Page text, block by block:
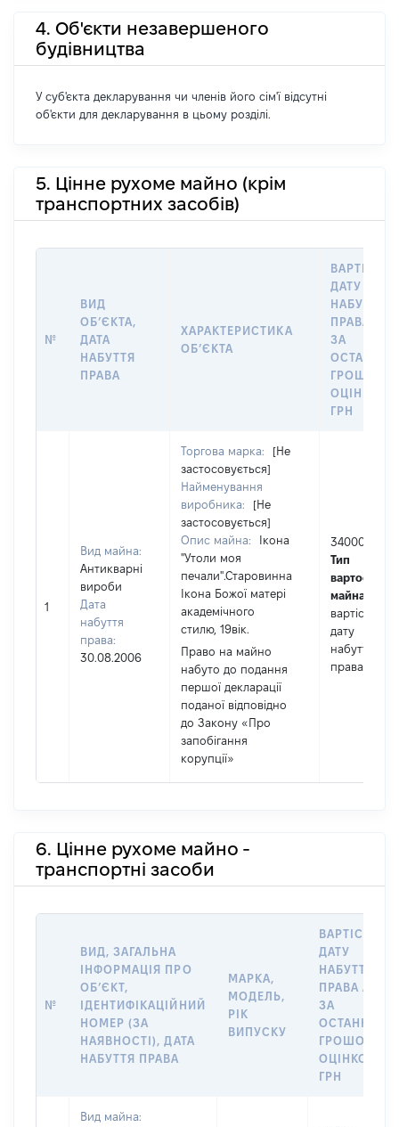
4. Об'єкти незавершеного
будівництва
У суб'єкта декларування чи членів його сім'ї відсутні
об'єкти для декларування в цьому розділі.
5. Цінне рухоме майно (крім
транспортних засобів)
№
ВИД
ОБʼЄКТА,
ДАТА
НАБУТТЯ
ПРАВА
ХАРАКТЕРИСТИКА
ОБʼЄКТА
ВАРТІСТЬ
ДАТУ
НАБУТТЯ
ПРАВА
ЗА
ОЦІНКОЮ,
ГРН
1
Вид майна:
Антикварні
вироби
Дата
набуття
права:
30.08.2006
Торгова марка:
[Не
застосовується]
Найменування
виробника:
[Не
застосовується]
Опис майна:
Ікона
"Утоли моя
печали".Старовинна
Ікона Божої матері
академічного
стилю, 19вік.
Право на майно
набуто до подання
першої декларації
поданої відповідно
до Закону «Про
запобігання
корупції»
340000
Тип
вартості
майна:
вартість на
дату
набуття
права
6. Цінне рухоме майно -
транспортні засоби
№
ВИД, ЗАГАЛЬНА
ІНФОРМАЦІЯ ПРО
ОБʼЄКТ,
ІДЕНТИФІКАЦІЙНИЙ
НОМЕР (ЗА
НАЯВНОСТІ), ДАТА
НАБУТТЯ ПРАВА
МАРКА,
МОДЕЛЬ,
РІК
ВИПУСКУ
ВАРТІСТЬ НА
ДАТУ
НАБУТТЯ
ПРАВА АБО
ЗА
ГРОШОВОЮ
ОЦІНКОЮ,
ГРН
Вид майна: